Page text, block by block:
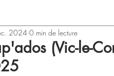
Culture Manifestations
(Vic-le-
2024 0 min de lecture